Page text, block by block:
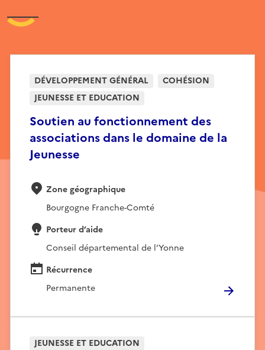
Soutien au fonctionnement des
associations dans le domaine de la
Jeunesse
DÉVELOPPEMENT GÉNÉRAL
COHÉSION
JEUNESSE ET EDUCATION
Zone géographique
Bourgogne Franche-Comté
Porteur d’aide
Conseil départemental de l’Yonne
Récurrence
Permanente
JEUNESSE ET EDUCATION